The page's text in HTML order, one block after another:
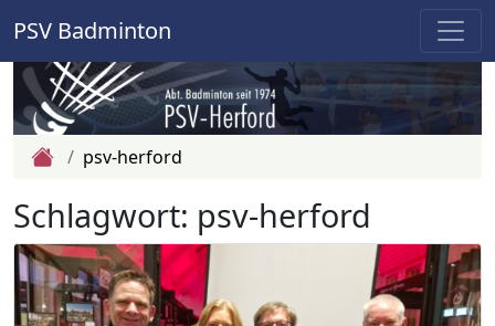
PSV Badminton
Zur Startseite
psv-herford
Schlagwort: psv-herford